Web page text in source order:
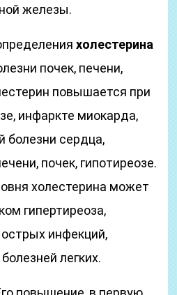
железы.
холестерина
почек, печени,
повышается при
инфаркте миокарда,
болезни сердца,
почек, гипотиреозе.
холестерина может
гипертиреоза,
инфекций,
легких.